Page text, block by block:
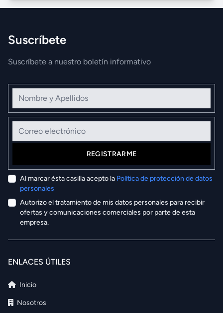
Suscríbete
Suscríbete a nuestro boletín informativo
Nombre y Apellidos
Correo electrónico
REGISTRARME
Al marcar ésta casilla acepto la Política de protección de datos
personales
Autorizo el tratamiento de mis datos personales para recibir
ofertas y comunicaciones comerciales por parte de esta
empresa.
ENLACES ÚTILES
Inicio
Nosotros